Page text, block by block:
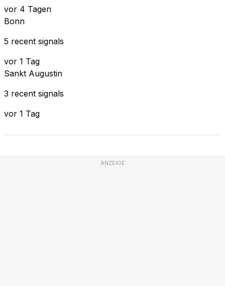
vor 4 Tagen
Bonn
5 recent signals
vor 1 Tag
Sankt Augustin
3 recent signals
vor 1 Tag
ANZEIGE